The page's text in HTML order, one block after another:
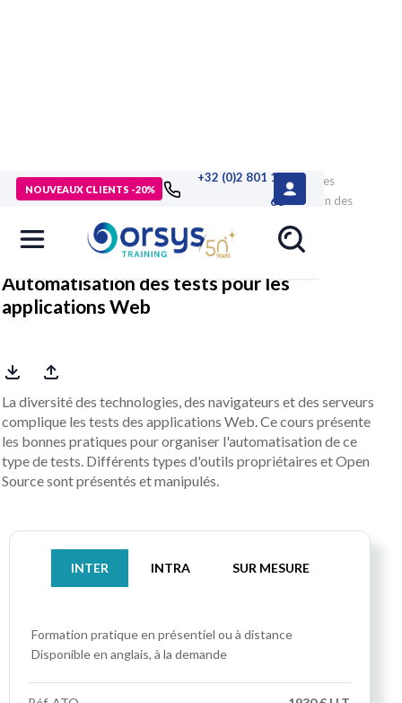
NOUVEAUX CLIENTS -20%
+32 (0)2 801 13
68
> Formations>Technologies numériques>Test et qualité des
applications>Recette et qualité
Formation Automatisation des
tests pour les applications Web
Automatisation des tests pour les
applications Web
La diversité des technologies, des navigateurs et des serveurs
complique les tests des applications Web. Ce cours présente
les bonnes pratiques pour organiser l'automatisation de ce
type de tests. Différents types d'outils propriétaires et Open
Source sont présentés et manipulés.
INTER INTRA SUR MESURE
Formation pratique en présentiel ou à distance
Disponible en anglais, à la demande